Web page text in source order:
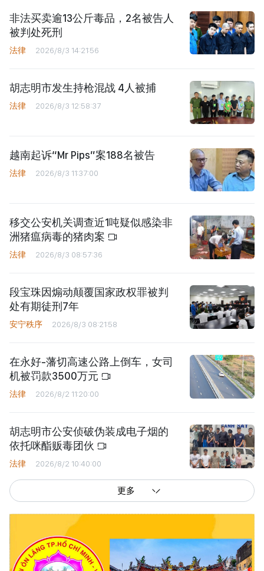
非法买卖逾13公斤毒品，2名被告人
被判处死刑
法律 2026/8/3 14:21:56
胡志明市发生持枪混战 4人被捕
法律 2026/8/3 12:58:37
越南起诉“Mr Pips”案188名被告
法律 2026/8/3 11:37:00
移交公安机关调查近1吨疑似感染非
洲猪瘟病毒的猪肉案
法律 2026/8/3 08:57:36
段宝珠因煽动颠覆国家政权罪被判
处有期徒刑7年
安宁秩序 2026/8/3 08:21:58
在永好-藩切高速公路上倒车，女司
机被罚款3500万元
法律 2026/8/2 11:20:00
胡志明市公安侦破伪装成电子烟的
依托咪酯贩毒团伙
法律 2026/8/2 10:40:00
更多